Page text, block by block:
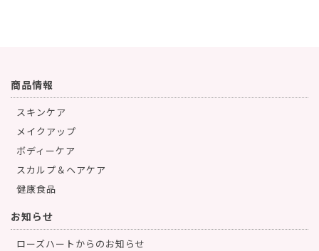
商品情報
スキンケア
メイクアップ
ボディーケア
スカルプ＆ヘアケア
健康食品
お知らせ
ローズハートからのお知らせ